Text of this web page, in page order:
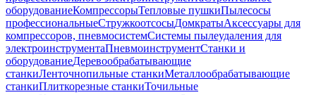
оборудованиеКомпрессорыТепловые пушкиПылесосы
профессиональныеСтружкоотсосыДомкратыАксессуары для
компрессоров, пневмосистемСистемы пылеудаления для
электроинструментаПневмоинструментСтанки и
оборудованиеДеревообрабатывающие
станкиЛенточнопильные станкиМеталлообрабатывающие
станкиПлиткорезные станкиТочильные